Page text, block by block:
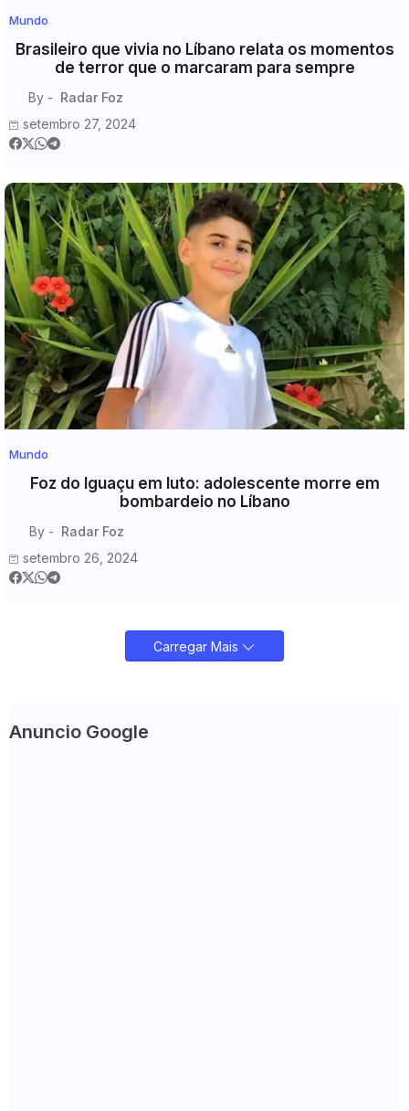
Mundo
Brasileiro que vivia no Líbano relata os momentos
de terror que o marcaram para sempre
By - Radar Foz
setembro 27, 2024
Mundo
Foz do Iguaçu em luto: adolescente morre em
bombardeio no Líbano
By - Radar Foz
setembro 26, 2024
Carregar Mais
Anuncio Google